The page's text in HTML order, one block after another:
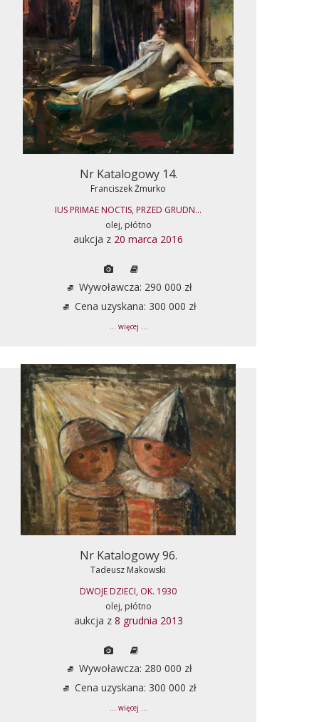
Nr Katalogowy 14.
Franciszek Żmurko
IUS PRIMAE NOCTIS, PRZED GRUDN...
olej, płótno
aukcja z 20 marca 2016
Wywoławcza: 290 000 zł
Cena uzyskana: 300 000 zł
... więcej ...
Nr Katalogowy 96.
Tadeusz Makowski
DWOJE DZIECI, OK. 1930
olej, płótno
aukcja z 8 grudnia 2013
Wywoławcza: 280 000 zł
Cena uzyskana: 300 000 zł
... więcej ...